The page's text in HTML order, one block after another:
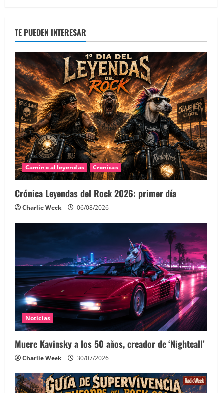
TE PUEDEN INTERESAR
Camino al leyendas Cronicas
Crónica Leyendas del Rock 2026: primer día
Charlie Week 06/08/2026
Noticias
Muere Kavinsky a los 50 años, creador de ‘Nightcall’
Charlie Week 30/07/2026